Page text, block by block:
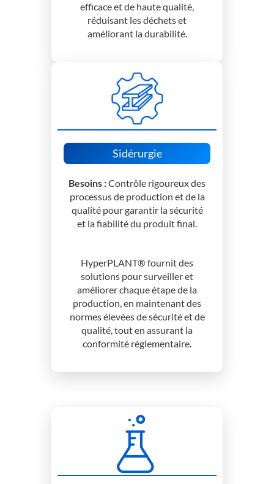
efficace et de haute qualité,
réduisant les déchets et
améliorant la durabilité.
Sidérurgie
Besoins :Contrôle rigoureux des
processus de production et de la
qualité pour garantir la sécurité
et la fiabilité du produit final.
HyperPLANT® fournit des
solutions pour surveiller et
améliorer chaque étape de la
production, en maintenant des
normes élevées de sécurité et de
qualité, tout en assurant la
conformité réglementaire.